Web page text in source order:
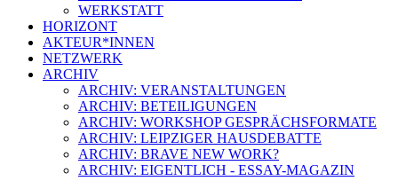
WERKSTATT
HORIZONT
AKTEUR*INNEN
NETZWERK
ARCHIV
ARCHIV: VERANSTALTUNGEN
ARCHIV: BETEILIGUNGEN
ARCHIV: WORKSHOP GESPRÄCHSFORMATE
ARCHIV: LEIPZIGER HAUSDEBATTE
ARCHIV: BRAVE NEW WORK?
ARCHIV: EIGENTLICH - ESSAY-MAGAZIN